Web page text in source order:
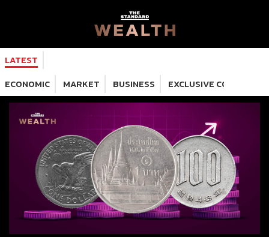
LATEST
ECONOMIC
MARKET BUSINESS EXCLUSIVE CONTENT